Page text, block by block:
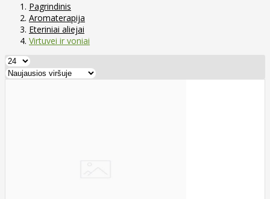
Pagrindinis
Aromaterapija
Eteriniai aliejai
Virtuvei ir voniai